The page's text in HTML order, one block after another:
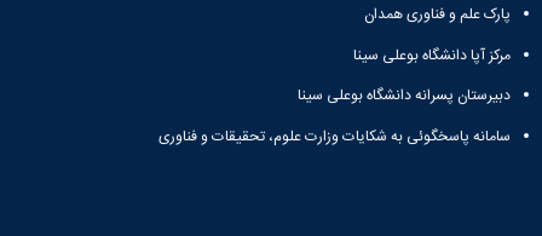
پارک علم و فناوری همدان
مرکز آپا دانشگاه بوعلی سینا
دبیرستان پسرانه دانشگاه بوعلی سینا
سامانه پاسخگوئی به شکایات وزارت علوم، تحقیقات و فناوری